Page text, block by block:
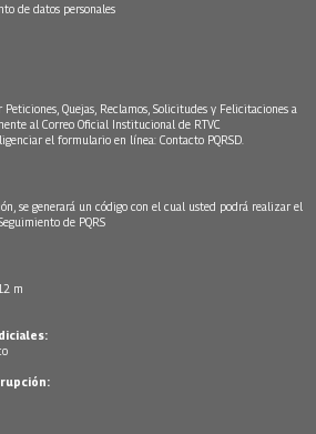
de datos personales
Quejas, Reclamos, Solicitudes y Felicitaciones a
al Correo Oficial Institucional de RTVC
el formulario en línea: Contacto PQRSD.
se generará un código con el cual usted podrá realizar el
de PQRS
m